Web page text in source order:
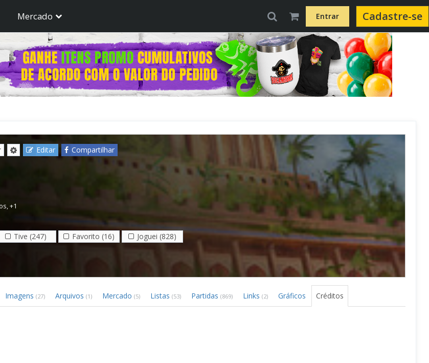
Mercado Entrar Cadastre-se
Editar
Compartilhar
,+1
Tive (247) Favorito (16) Joguei (828)
Imagens (27) Arquivos (1) Mercado (5) Listas (53) Partidas (869) Links (2) Gráficos Créditos